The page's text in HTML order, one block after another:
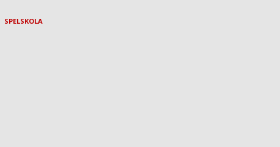
SPELSKOLA